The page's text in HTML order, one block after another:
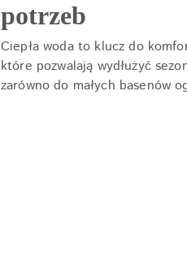
potrzeb
Ciepła woda to klucz do
które pozwalają wydłużyć
zarówno do małych basenów